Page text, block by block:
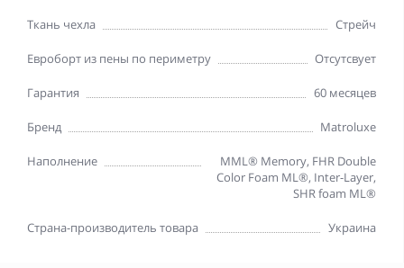
Ткань чехла Стрейч
Евроборт из пены по периметру Отсутсвует
Гарантия 60 месяцев
Бренд Matroluxe
Наполнение
MML® Memory, FHR Double
Color Foam ML®, Inter-Layer,
SHR foam ML®
Страна-производитель товара Украина